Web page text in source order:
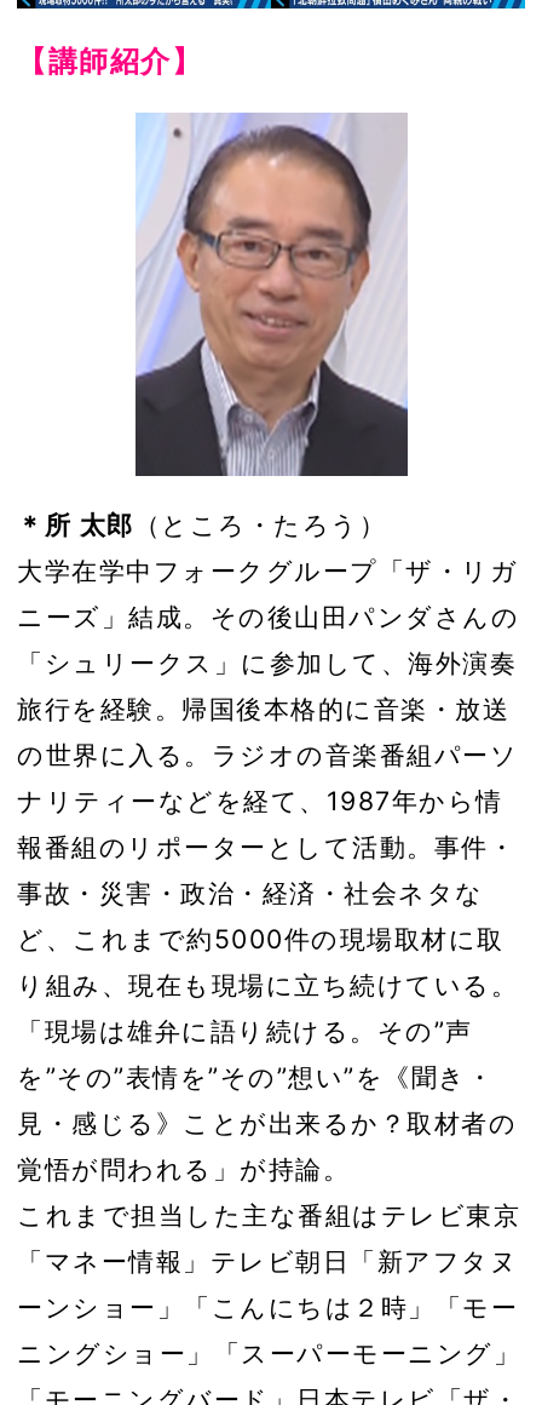
【講師紹介】
＊所 太郎 （ところ・たろう）
大学在学中フォークグループ「ザ・リガ
ニーズ」結成。その後山田パンダさんの
「シュリークス」に参加して、海外演奏
旅行を経験。帰国後本格的に音楽・放送
の世界に入る。ラジオの音楽番組パーソ
ナリティーなどを経て、1987年から情
報番組のリポーターとして活動。事件・
事故・災害・政治・経済・社会ネタな
ど、これまで約5000件の現場取材に取
り組み、現在も現場に立ち続けている。
「現場は雄弁に語り続ける。その”声
を”その”表情を”その”想い”を《聞き・
見・感じる》ことが出来るか？取材者の
覚悟が問われる」が持論。
これまで担当した主な番組はテレビ東京
「マネー情報」テレビ朝日「新アフタヌ
ーンショー」「こんにちは２時」「モー
ニングショー」「スーパーモーニング」